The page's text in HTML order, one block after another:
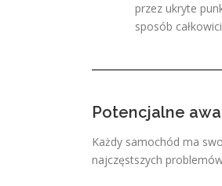
przez ukryte
sposób
Potencjalne
Każdy samochód ma
najczęstszych